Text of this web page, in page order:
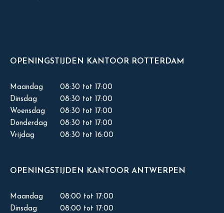
OPENINGSTIJDEN KANTOOR ROTTERDAM
Maandag
08:30 tot 17:00
Dinsdag
08:30 tot 17:00
Woensdag
08:30 tot 17:00
Donderdag
08:30 tot 17:00
Vrijdag
08:30 tot 16:00
OPENINGSTIJDEN KANTOOR ANTWERPEN
Maandag
08:00 tot 17:00
Dinsdag
08:00 tot 17:00